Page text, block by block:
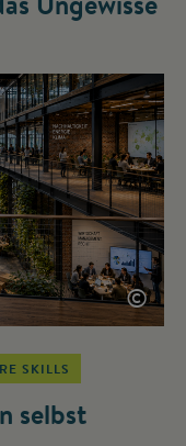
©
SKILLS
selbst